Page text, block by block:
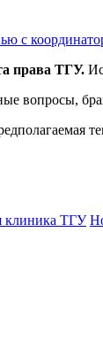
с
права ТГУ.
вопросы,
клиника ТГУ